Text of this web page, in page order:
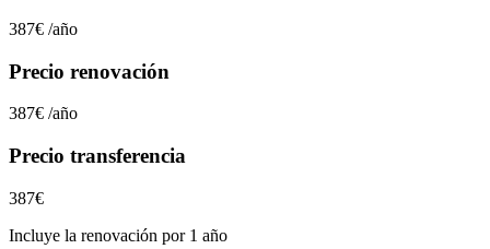
387€ /año
Precio renovación
387€ /año
Precio transferencia
387€
Incluye la renovación por 1 año